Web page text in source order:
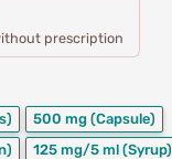
prescription
500 mg (Capsule)
125 mg/5 ml (Syrup)